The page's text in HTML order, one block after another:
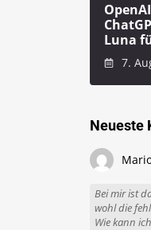
Luna
7.
Neueste
Bei mir ist
wohl die
Wie kann